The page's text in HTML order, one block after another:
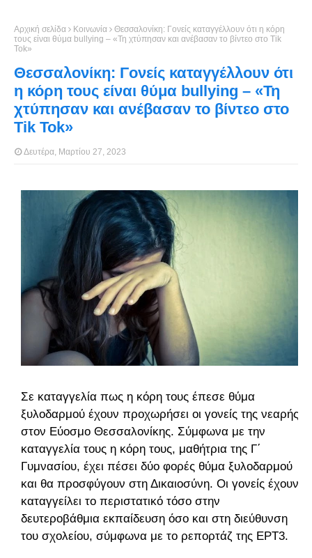
Αρχική σελίδα Κοινωνία
Θεσσαλονίκη: Γονείς καταγγέλλουν ότι η κόρη
τους είναι θύμα bullying – «Τη χτύπησαν και ανέβασαν το βίντεο στο Tik
Tok»
Θεσσαλονίκη: Γονείς καταγγέλλουν ότι
η κόρη τους είναι θύμα bullying – «Τη
χτύπησαν και ανέβασαν το βίντεο στο
Tik Tok»
Δευτέρα, Μαρτίου 27, 2023
Σε καταγγελία πως η κόρη τους έπεσε θύμα
ξυλοδαρμού έχουν προχωρήσει οι γονείς της νεαρής
στον Εύοσμο Θεσσαλονίκης. Σύμφωνα με την
καταγγελία τους η κόρη τους, μαθήτρια της Γ΄
Γυμνασίου, έχει πέσει δύο φορές θύμα ξυλοδαρμού
και θα προσφύγουν στη Δικαιοσύνη. Οι γονείς έχουν
καταγγείλει το περιστατικό τόσο στην
δευτεροβάθμια εκπαίδευση όσο και στη διεύθυνση
του σχολείου, σύμφωνα με το ρεπορτάζ της ΕΡΤ3.